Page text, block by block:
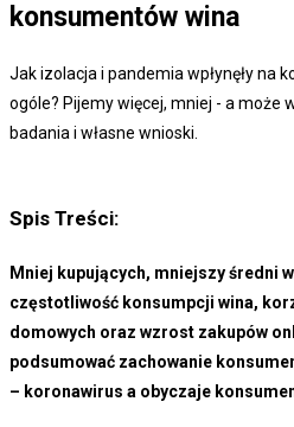
konsumentów wina
Jak izolacja i pandemia wpłynęły na
ogóle? Pijemy więcej, mniej - a może
badania i własne wnioski.
Spis Treści:
Mniej kupujących, mniejszy średni
częstotliwość konsumpcji wina,
domowych oraz wzrost zakupów
podsumować zachowanie
– koronawirus a obyczaje